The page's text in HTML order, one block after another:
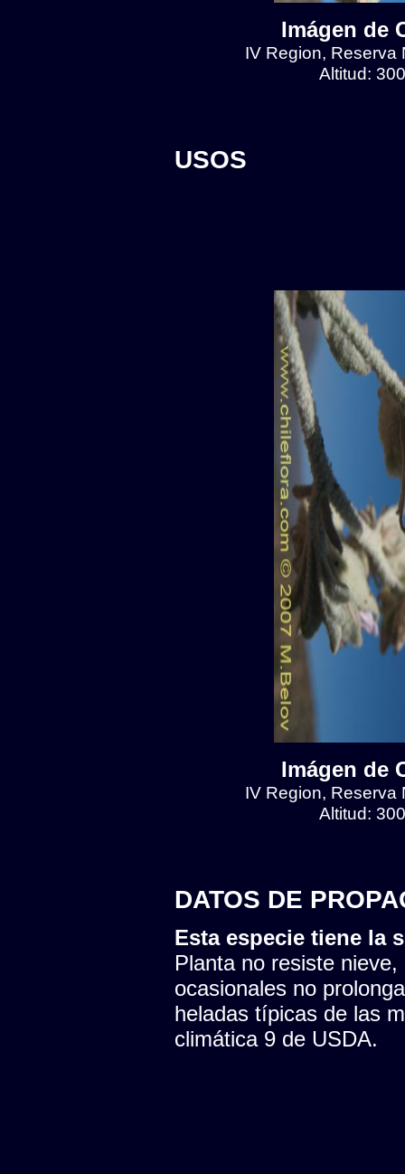
Imágen de
IV Region, Reserva
Altitud:
USOS
Imágen de
IV Region, Reserva
Altitud:
DATOS DE
Esta especie tiene la
Planta no resiste
ocasionales no
heladas típicas de las
climática 9 de USDA.